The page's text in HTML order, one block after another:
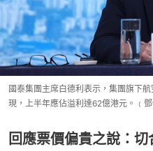
國泰集團主席白德利表示，集團旗下
現，上半年應佔溢利達62億港元。﹙鄧
回應票價偏貴之說：